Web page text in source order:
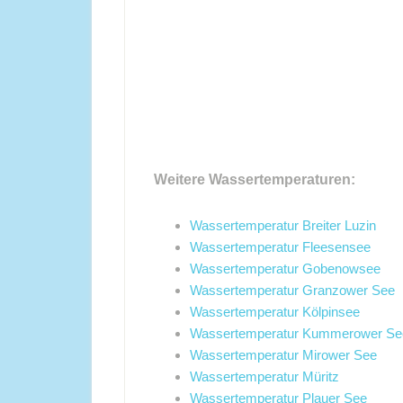
Weitere Wassertemperaturen:
Wassertemperatur Breiter Luzin
Wassertemperatur Fleesensee
Wassertemperatur Gobenowsee
Wassertemperatur Granzower See
Wassertemperatur Kölpinsee
Wassertemperatur Kummerower
Wassertemperatur Mirower See
Wassertemperatur Müritz
Wassertemperatur Plauer See